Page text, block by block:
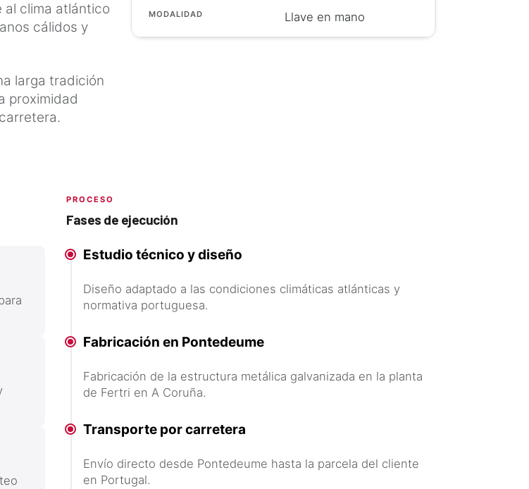
clima atlántico
cálidos y
larga tradición
proximidad
MODALIDAD Llave en mano
PROCESO
Fases de ejecución
Estudio técnico y diseño
Diseño adaptado a las condiciones climáticas atlánticas y
normativa portuguesa.
Fabricación en Pontedeume
Fabricación de la estructura metálica galvanizada en la planta
de Fertri en A Coruña.
Transporte por carretera
Envío directo desde Pontedeume hasta la parcela del cliente
en Portugal.